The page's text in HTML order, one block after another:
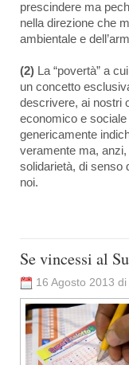
prescindere ma
nella direzione che
ambientale e
(2) La “povertà” a
un concetto
descrivere, ai nostri
economico e
genericamente
veramente ma, anzi,
solidarietà, di senso
noi.
Se vincessi al
16 Agosto 2013 di